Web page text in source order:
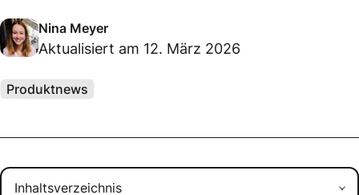
Nina Meyer
Aktualisiert am 12. März 2026
Produktnews